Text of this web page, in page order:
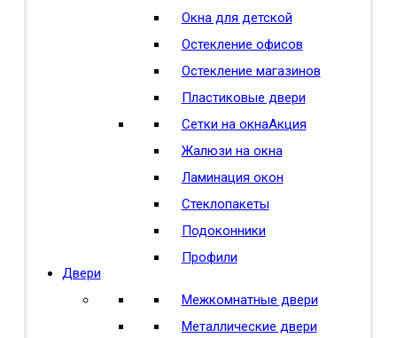
Окна для детской
Остекление офисов
Остекление магазинов
Пластиковые двери
Сетки на окнаАкция
Жалюзи на окна
Ламинация окон
Стеклопакеты
Подоконники
Профили
Двери
Межкомнатные двери
Металлические двери